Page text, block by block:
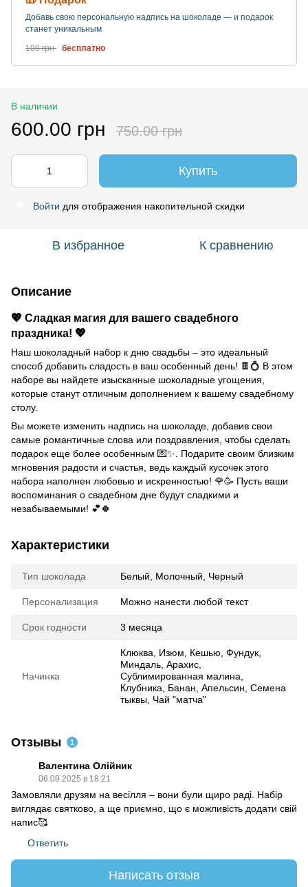
Добавь свою персональную надпись на шоколаде — и подарок
станет уникальным
100 грн бесплатно
В наличии
600.00 грн 750.00 грн
Купить
Войти для отображения накопительной скидки
В избранное К сравнению
Описание
💖 Сладкая магия для вашего свадебного
праздника! 💖
Наш шоколадный набор к дню свадьбы – это идеальный
способ добавить сладость в ваш особенный день! 🍫💍 В этом
наборе вы найдете изысканные шоколадные угощения,
которые станут отличным дополнением к вашему свадебному
столу.
Вы можете изменить надпись на шоколаде, добавив свои
самые романтичные слова или поздравления, чтобы сделать
подарок еще более особенным 💌✨. Подарите своим близким
мгновения радости и счастья, ведь каждый кусочек этого
набора наполнен любовью и искренностью! 🌹🥳 Пусть ваши
воспоминания о свадебном дне будут сладкими и
незабываемыми! 💕🍀
Характеристики
Тип шоколада Белый, Молочный, Черный
Персонализация Можно нанести любой текст
Срок годности 3 месяца
Начинка
Клюква, Изюм, Кешью, Фундук,
Миндаль, Арахис,
Сублимированная малина,
Клубника, Банан, Апельсин, Семена
тыквы, Чай "матча"
Отзывы 1
Валентина Олійник
06.09.2025 в 18:21
Замовляли друзям на весілля – вони були щиро раді. Набір
виглядає святково, а ще приємно, що є можливість додати свій
напис🥰
Ответить
Написать отзыв